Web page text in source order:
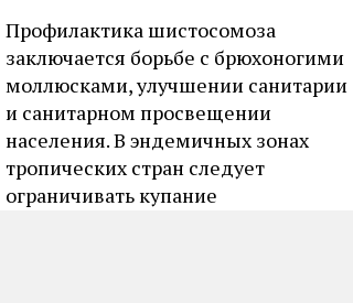
Профилактика шистосомоза
заключается борьбе с брюхоногими
моллюсками, улучшении санитарии
и санитарном просвещении
населения. В эндемичных зонах
тропических стран следует
ограничивать купание